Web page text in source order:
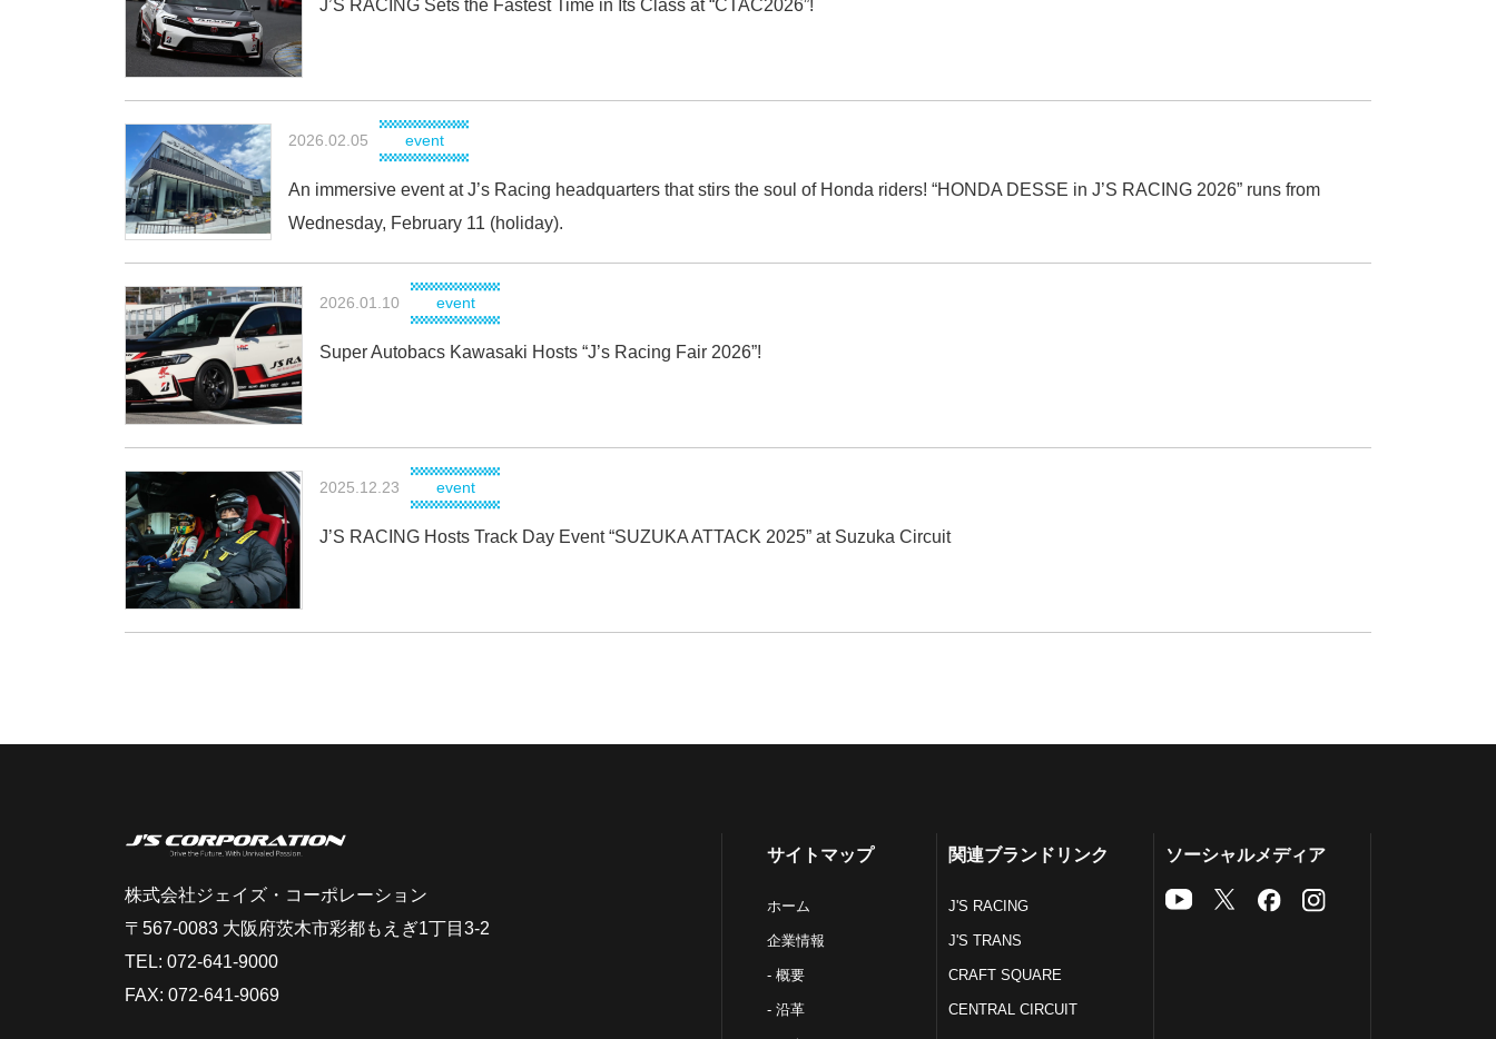
J’S RACING Sets the Fastest Time in Its Class at “CTAC2026”!
2026.02.05 event
An immersive event at J’s Racing headquarters that stirs the soul of Honda riders! “HONDA DESSE in J’S RACING 2026” runs from
Wednesday, February 11 (holiday).
2026.01.10 event
Super Autobacs Kawasaki Hosts “J’s Racing Fair 2026”!
2025.12.23 event
J’S RACING Hosts Track Day Event “SUZUKA ATTACK 2025” at Suzuka Circuit
株式会社ジェイズ・コーポレーション
〒567-0083 大阪府茨木市彩都もえぎ1丁目3-2
TEL: 072-641-9000
FAX: 072-641-9069
サイトマップ
ホーム
企業情報
- 概要
- 沿革
関連ブランドリンク
J'S RACING
J'S TRANS
CRAFT SQUARE
CENTRAL CIRCUIT
ソーシャルメディア